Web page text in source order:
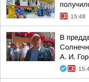
15:48
В
А. И.